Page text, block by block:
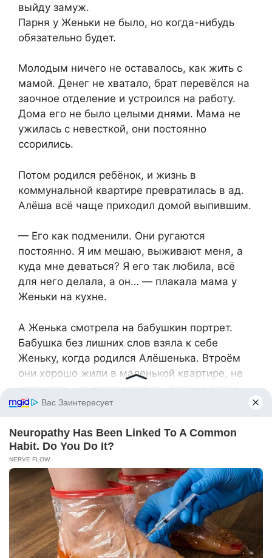
выйду замуж.
Парня у Женьки не было, но когда-нибудь
обязательно будет.
Молодым ничего не оставалось, как жить с
мамой. Денег не хватало, брат перевёлся на
заочное отделение и устроился на работу.
Дома его не было целыми днями. Мама не
ужилась с невесткой, они постоянно
ссорились.
Потом родился ребёнок, и жизнь в
коммунальной квартире превратилась в ад.
Алёша всё чаще приходил домой выпившим.
— Его как подменили. Они ругаются
постоянно. Я им мешаю, выживают меня, а
куда мне деваться? Я его так любила, всё
для него делала, а он… — плакала мама у
Женьки на кухне.
А Женька смотрела на бабушкин портрет.
Бабушка без лишних слов взяла к себе
Женьку, когда родился Алёшенька. Втроём
они хорошо жили в маленькой квартире, не
Бабушка с дедушкой никогда не ругались.
Женька не стала говорить, что зря они с
отцом тряслись над Алёшенькой, баловали
его. Знала, что мама любила отца и делала
всё, чтобы ему угодить. Она просто сказала,
чтобы мама переехала к ней. Женька знала,
что бабушка поступила бы точно так же.